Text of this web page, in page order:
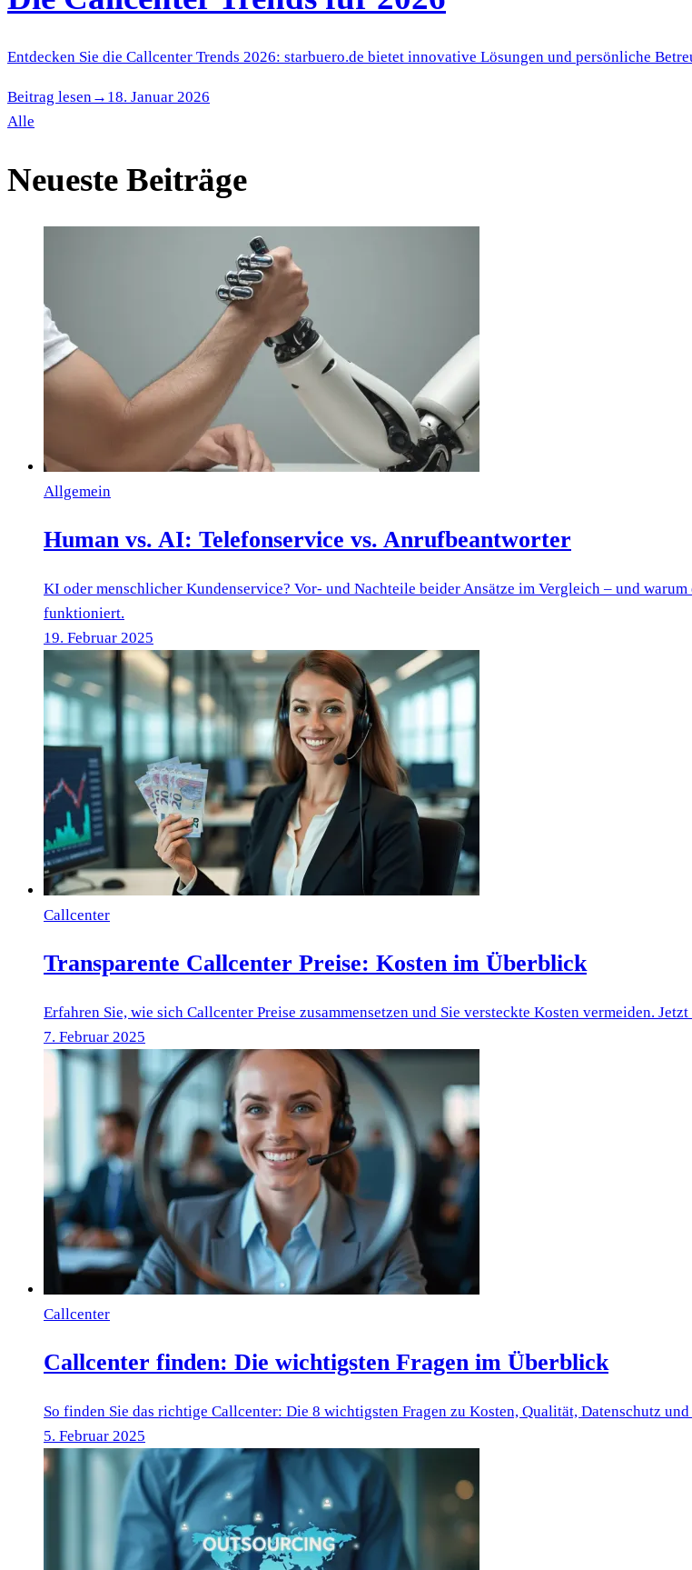
Entdecken Sie die Callcenter Trends 2026: starbuero.de bietet innovative Lösungen und persönliche
Beitrag lesen→ 18. Januar 2026
Alle
Neueste Beiträge
Allgemein
Human vs. AI: Telefonservice vs. Anrufbeantworter
KI oder menschlicher Kundenservice? Vor- und Nachteile beider Ansätze im Vergleich – und
funktioniert.
19. Februar 2025
Callcenter
Transparente Callcenter Preise: Kosten im Überblick
Erfahren Sie, wie sich Callcenter Preise zusammensetzen und Sie versteckte Kosten vermeiden.
7. Februar 2025
Callcenter
Callcenter finden: Die wichtigsten Fragen im Überblick
So finden Sie das richtige Callcenter: Die 8 wichtigsten Fragen zu Kosten, Qualität, Datenschutz
5. Februar 2025